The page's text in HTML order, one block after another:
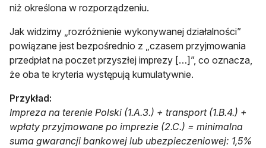
niż określona w rozporządzeniu.
Jak widzimy „rozróżnienie wykonywanej działalności”
powiązane jest bezpośrednio z „czasem przyjmowania
przedpłat na poczet przyszłej imprezy […]”, co oznacza,
że oba te kryteria występują kumulatywnie.
Przykład:
Impreza na terenie Polski (1.A.3.) + transport (1.B.4.) +
wpłaty przyjmowane po imprezie (2.C.) = minimalna
suma gwarancji bankowej lub ubezpieczeniowej: 1,5%